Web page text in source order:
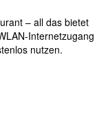
– all das bietet
Internetzugang
nutzen.